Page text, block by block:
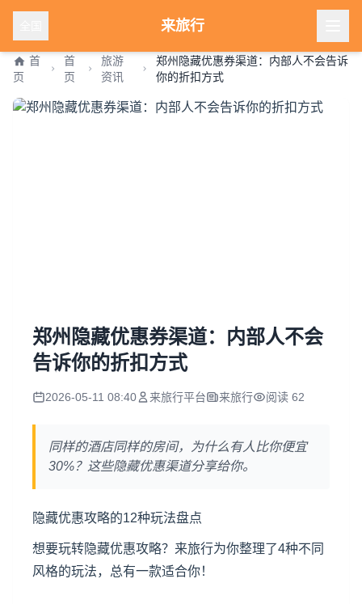
来旅行
首
页
首
页
旅游
资讯
郑州隐藏优惠券渠道：内部人不会告诉
你的折扣方式
郑州隐藏优惠券渠道：内部人不会
告诉你的折扣方式
2026-05-11 08:40 来旅行平台 来旅行 阅读 62
同样的酒店同样的房间，为什么有人比你便宜
30%？这些隐藏优惠渠道分享给你。
隐藏优惠攻略的12种玩法盘点
想要玩转隐藏优惠攻略？来旅行为你整理了4种不同
风格的玩法，总有一款适合你！